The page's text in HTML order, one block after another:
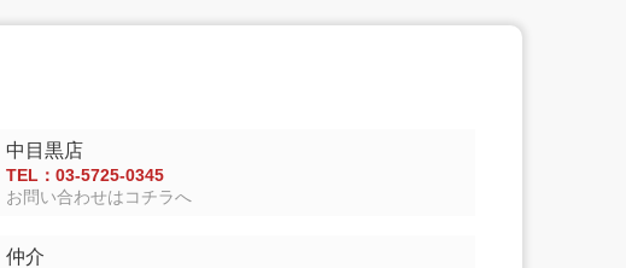
中目黒店
TEL：03-5725-0345
お問い合わせはコチラへ
仲介